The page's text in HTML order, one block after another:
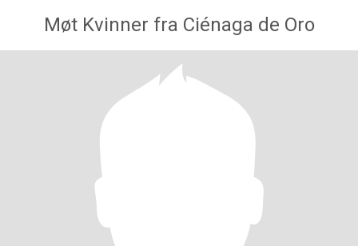
Møt Kvinner fra Ciénaga de Oro